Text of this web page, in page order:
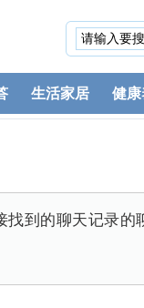
生活家居 健康
到的聊天记录